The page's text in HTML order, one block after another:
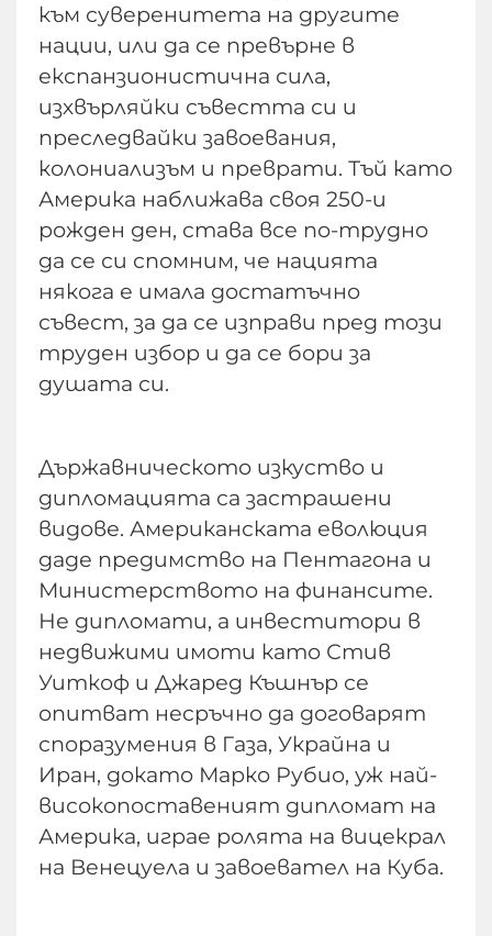
към суверенитета на другите
нации, или да се превърне в
експанзионистична сила,
изхвърляйки съвестта си и
преследвайки завоевания,
колониализъм и преврати. Тъй като
Америка наближава своя 250-и
рожден ден, става все по-трудно
да се си спомним, че нацията
някога е имала достатъчно
съвест, за да се изправи пред този
труден избор и да се бори за
душата си.
Държавническото изкуство и
дипломацията са застрашени
видове. Американската еволюция
даде предимство на Пентагона и
Министерството на финансите.
Не дипломати, а инвеститори в
недвижими имоти като Стив
Уиткоф и Джаред Къшнър се
опитват несръчно да договарят
споразумения в Газа, Украйна и
Иран, докато Марко Рубио, уж най-
високопоставеният дипломат на
Америка, играе ролята на вицекрал
на Венецуела и завоевател на Куба.